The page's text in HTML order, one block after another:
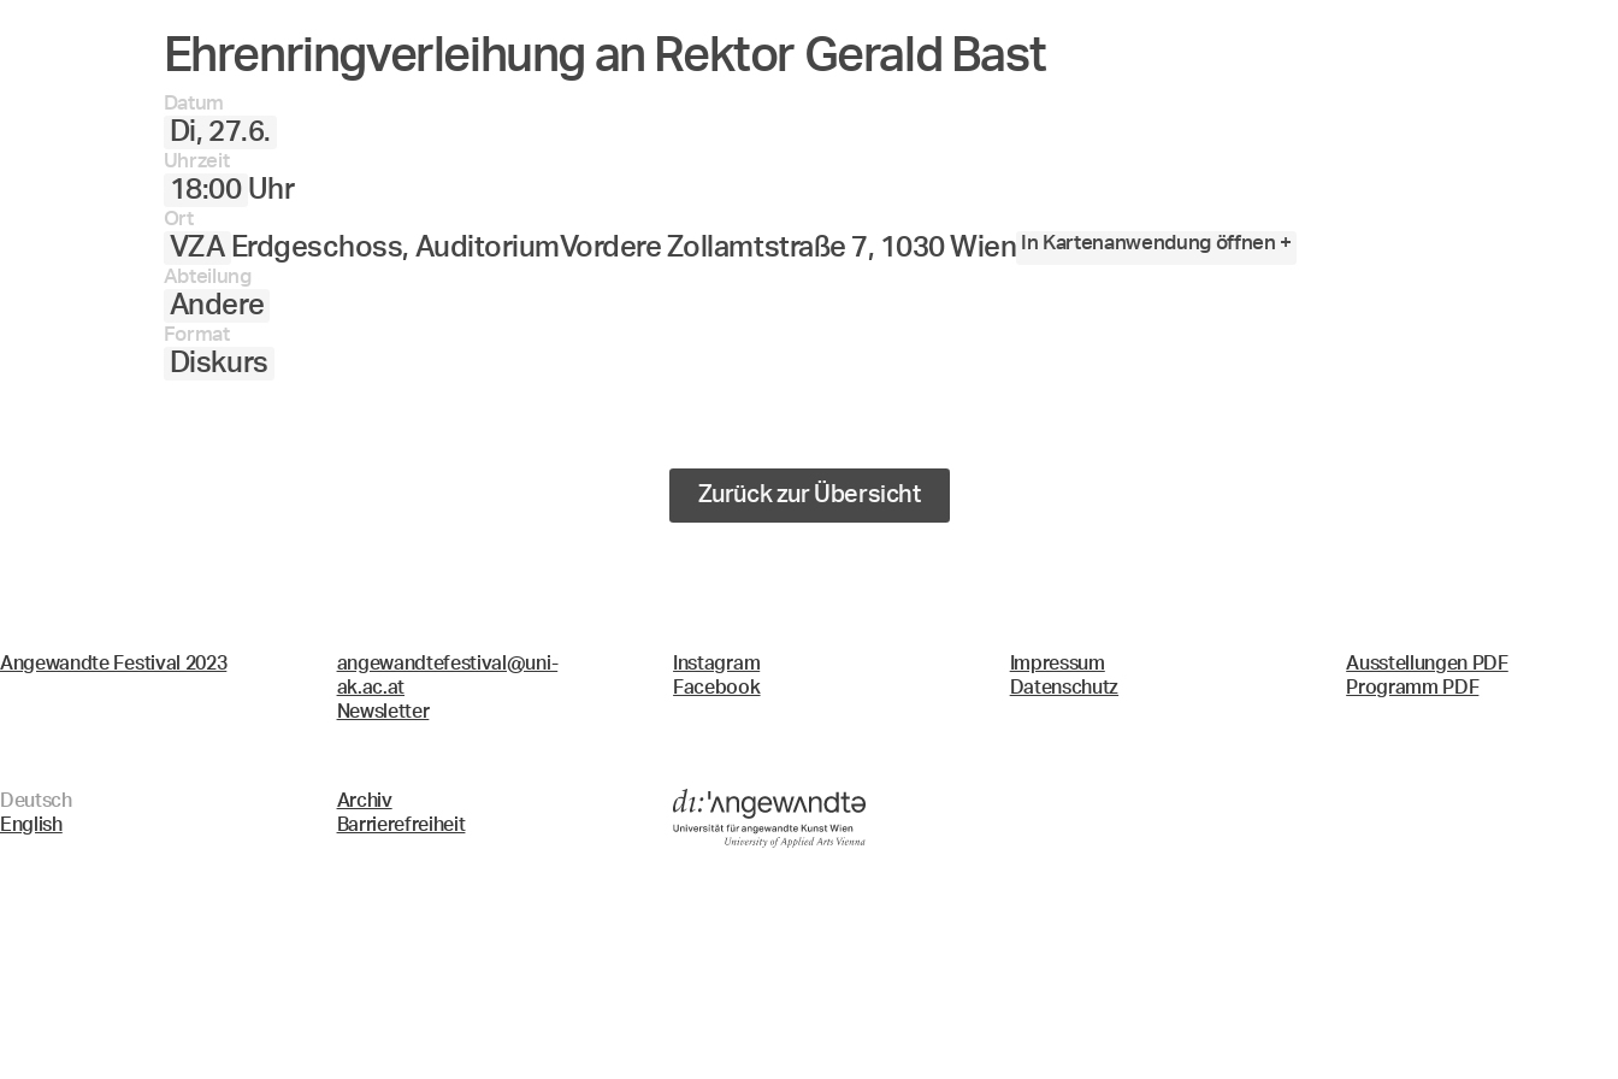
28. 29. 30.Juni
Ehrenringverleihung an Rektor Gerald Bast
Datum
Di, 27.6.
Uhrzeit
18:00 Uhr
Ort
VZA Erdgeschoss, AuditoriumVordere Zollamtstraße 7, 1030 Wien In Kartenanwendung öffnen +
Abteilung
Andere
Format
Diskurs
Zurück zur Übersicht
Angewandte Festival 2023
angewandtefestival@uni-
ak.ac.at
Newsletter
Instagram
Facebook
Impressum
Datenschutz
Ausstellungen PDF
Programm PDF
Deutsch
English
Archiv
Barrierefreiheit